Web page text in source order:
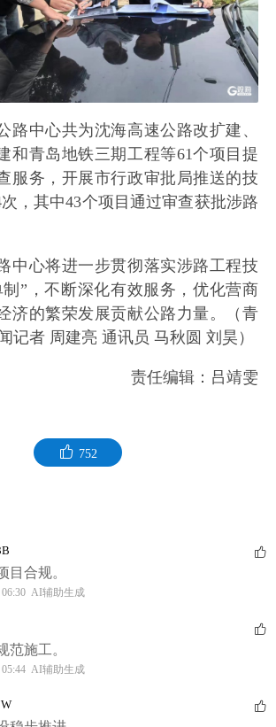
路中心共为沈海高速公路改扩建、
和青岛地铁三期工程等61个项目提
服务，开展市行政审批局推送的技
，其中43个项目通过审查获批涉路
中心将进一步贯彻落实涉路工程技
”，不断深化有效服务，优化营商
济的繁荣发展贡献公路力量。（青
记者 周建亮 通讯员 马秋圆 刘昊）
责任编辑：吕靖雯
752
目合规。
06:30 AI辅助生成
范施工。
05:44 AI辅助生成